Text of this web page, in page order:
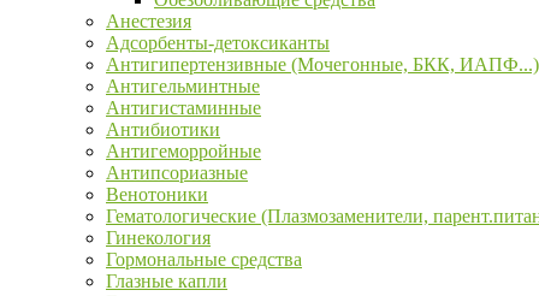
Анестезия
Адсорбенты-детоксиканты
Антигипертензивные (Мочегонные, БКК, ИАПФ...)
Антигельминтные
Антигистаминные
Антибиотики
Антигеморройные
Антипсориазные
Венотоники
Гематологические (Плазмозаменители,
Гинекология
Гормональные средства
Глазные капли